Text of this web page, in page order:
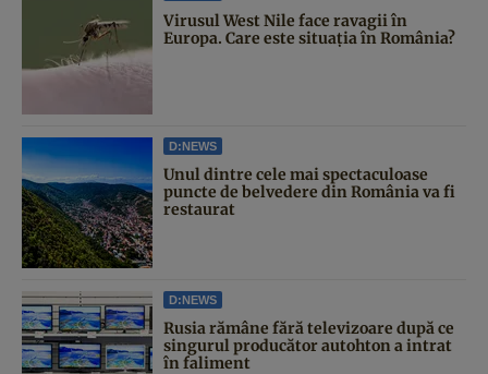
Virusul West Nile face ravagii în
Europa. Care este situația în România?
D:NEWS
Unul dintre cele mai spectaculoase
puncte de belvedere din România va fi
restaurat
D:NEWS
Rusia rămâne fără televizoare după ce
singurul producător autohton a intrat
în faliment